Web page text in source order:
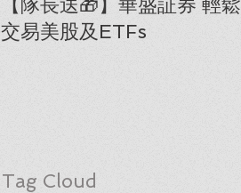
交易美股及ETFs
Tag Cloud